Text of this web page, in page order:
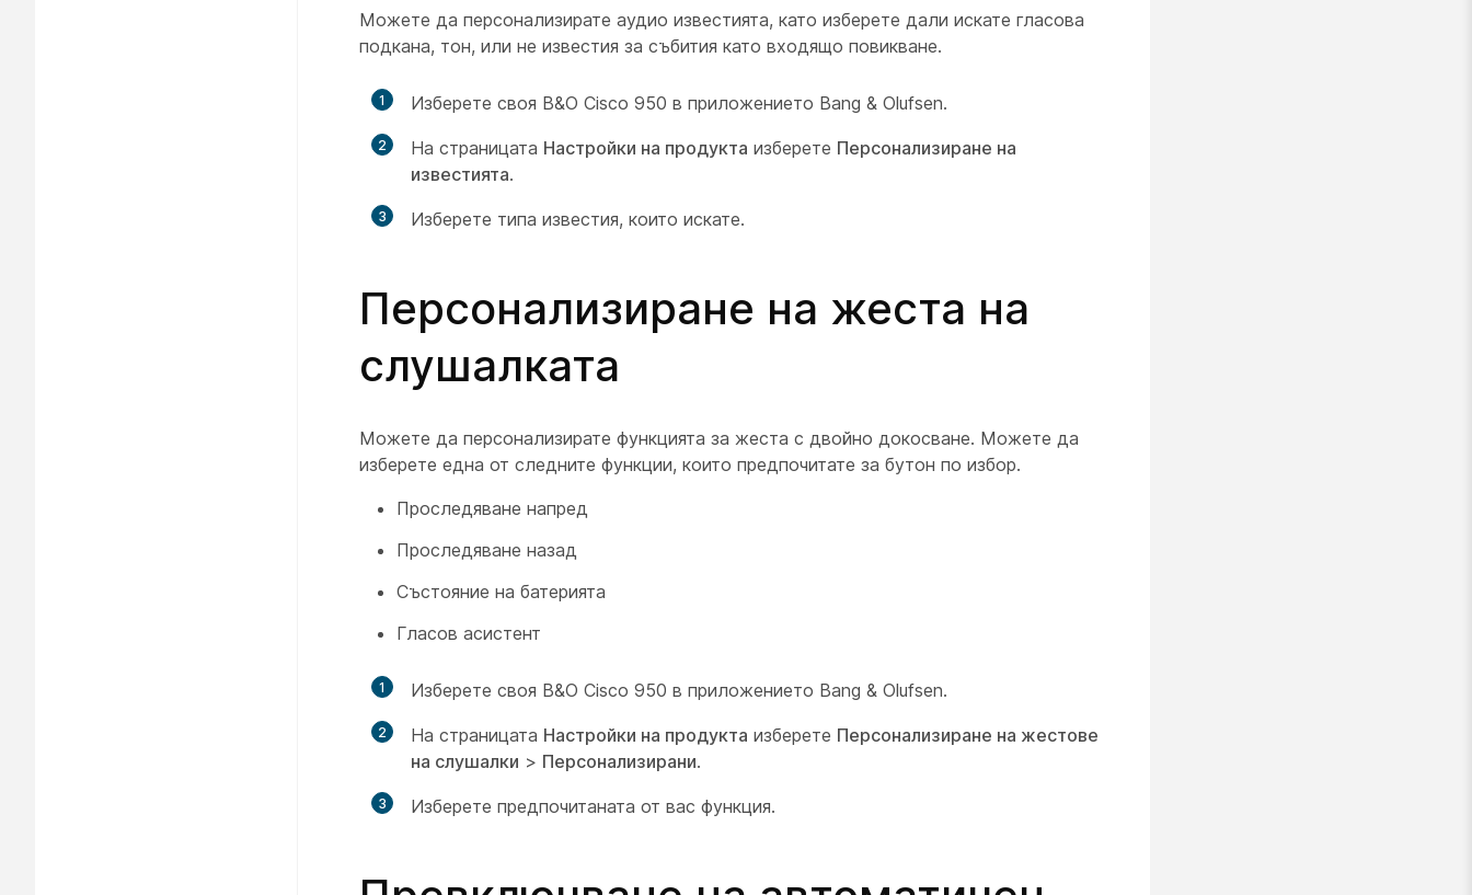
Можете да персонализирате аудио известията, като изберете дали искате гласова
подкана, тон, или не известия за събития като входящо повикване.
1 Изберете своя B&O Cisco 950 в приложението Bang & Olufsen.
2 На страницата Настройки на продукта изберете Персонализиране на
известията.
3 Изберете типа известия, които искате.
Персонализиране на жеста на
слушалката
Можете да персонализирате функцията за жеста с двойно докосване. Можете да
изберете една от следните функции, които предпочитате за бутон по избор.
Проследяване напред
Проследяване назад
Състояние на батерията
Гласов асистент
1 Изберете своя B&O Cisco 950 в приложението Bang & Olufsen.
2 На страницата Настройки на продукта изберете Персонализиране на жестове
на слушалки > Персонализирани.
3 Изберете предпочитаната от вас функция.